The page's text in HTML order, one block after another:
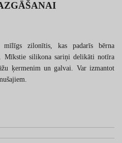
mīlīgs zilonītis, kas padarīs bērna
Mīkstie silikona sariņi delikāti notīra
ķermenim un galvai. Var izmantot